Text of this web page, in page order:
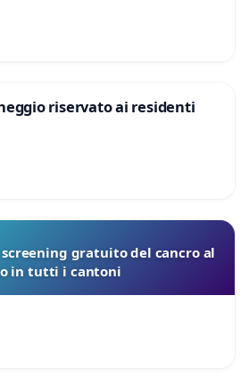
riservato ai residenti
screening gratuito del cancro al
in tutti i cantoni